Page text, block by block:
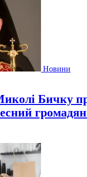
Новини
Бичку